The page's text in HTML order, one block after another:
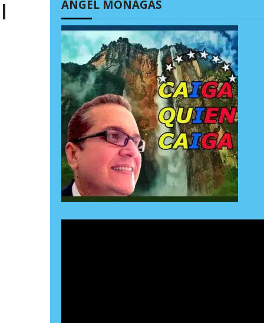
ÁNGEL MONAGAS